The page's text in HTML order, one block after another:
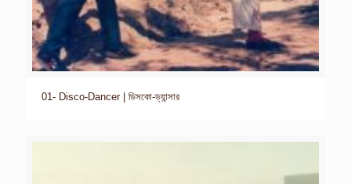
01- Disco-Dancer | ডিসকো-ড্যান্সার